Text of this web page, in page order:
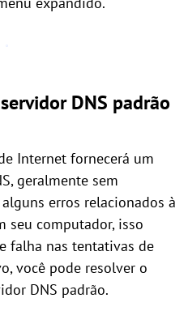
DNS padrão
Internet fornecerá um
geralmente sem
erros relacionados à
seu computador, isso
falha nas tentativas de
você pode resolver o
DNS padrão.